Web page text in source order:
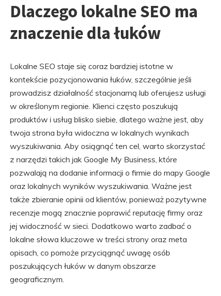
Dlaczego lokalne SEO ma
znaczenie dla łuków
Lokalne SEO staje się coraz bardziej istotne w
kontekście pozycjonowania łuków, szczególnie jeśli
prowadzisz działalność stacjonarną lub oferujesz usługi
w określonym regionie. Klienci często poszukują
produktów i usług blisko siebie, dlatego ważne jest, aby
twoja strona była widoczna w lokalnych wynikach
wyszukiwania. Aby osiągnąć ten cel, warto skorzystać
z narzędzi takich jak Google My Business, które
pozwalają na dodanie informacji o firmie do mapy Google
oraz lokalnych wyników wyszukiwania. Ważne jest
także zbieranie opinii od klientów, ponieważ pozytywne
recenzje mogą znacznie poprawić reputację firmy oraz
jej widoczność w sieci. Dodatkowo warto zadbać o
lokalne słowa kluczowe w treści strony oraz meta
opisach, co pomoże przyciągnąć uwagę osób
poszukujących łuków w danym obszarze
geograficznym.